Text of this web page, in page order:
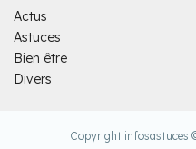
Actus
Astuces
Bien être
Divers
Copyright infosastuces